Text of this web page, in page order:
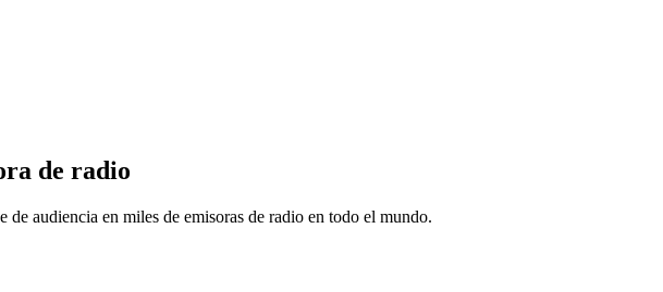
de radio
de audiencia en miles de emisoras de radio en todo el mundo.